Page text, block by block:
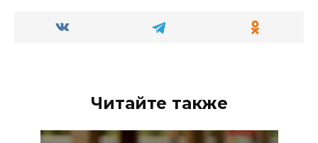
Читайте также